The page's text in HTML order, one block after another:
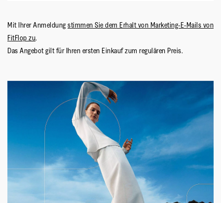
Mit Ihrer Anmeldung stimmen Sie dem Erhalt von Marketing-E-Mails von
FitFlop zu.
Das Angebot gilt für Ihren ersten Einkauf zum regulären Preis.